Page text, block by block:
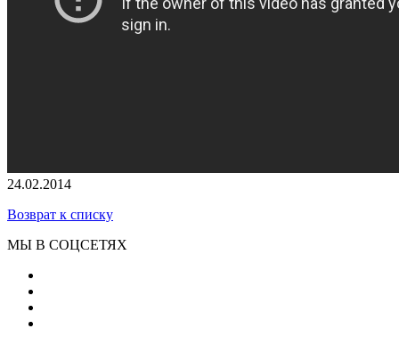
24.02.2014
Возврат к списку
МЫ В СОЦСЕТЯХ